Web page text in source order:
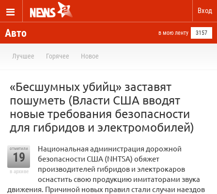
Вход
Авто в мою ленту 3157
Лучшее Горячее Новое
«Бесшумных убийц» заставят
пошуметь (Власти США вводят
новые требования безопасности
для гибридов и электромобилей)
отметили
19
в архиве
Национальная администрация дорожной
безопасности США (NHTSA) обяжет
производителей гибридов и электрокаров
оснастить свою продукцию имитаторами звука
движения. Причиной новых правил стали случаи наездов